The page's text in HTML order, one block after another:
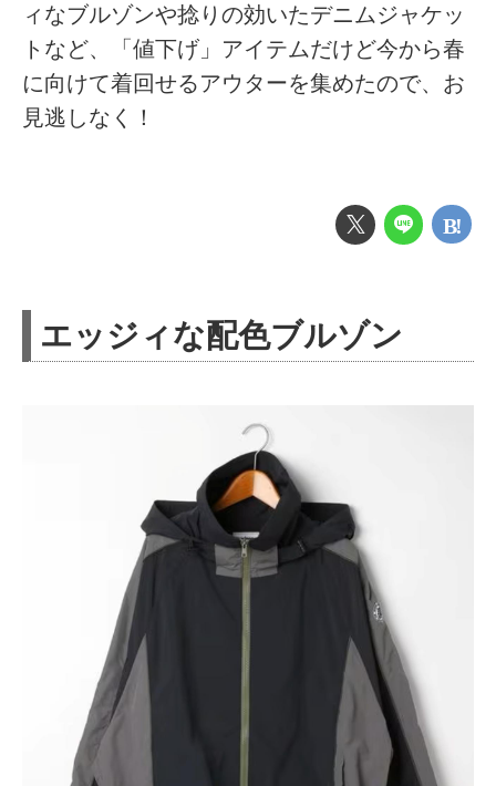
ィなブルゾンや捻りの効いたデニムジャケッ
トなど、「値下げ」アイテムだけど今から春
に向けて着回せるアウターを集めたので、お
見逃しなく！
エッジィな配色ブルゾン